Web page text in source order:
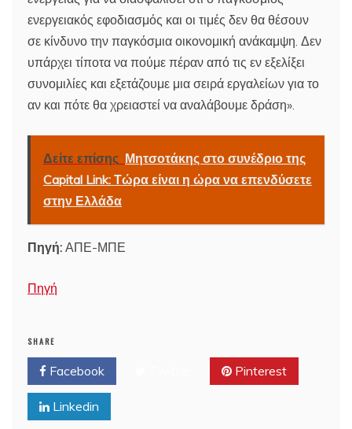
ενεργειακός εφοδιασμός και οι τιμές δεν θα θέσουν
σε κίνδυνο την παγκόσμια οικονομική ανάκαμψη. Δεν
υπάρχει τίποτα να πούμε πέραν από τις εν εξελίξει
συνομιλίες και εξετάζουμε μια σειρά εργαλείων για το
αν και πότε θα χρειαστεί να αναλάβουμε δράση».
Δείτε επίσης Μητσοτάκης στο συνέδριο της
Capital Link: Τώρα είναι η ώρα να επενδύσετε
στην Ελλάδα
Πηγή: ΑΠΕ-ΜΠΕ
Πηγή
SHARE
Facebook Pinterest
Linkedin